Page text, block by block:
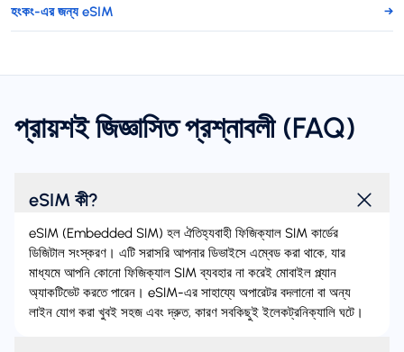
হংকং-এর জন্য eSIM →
প্রায়শই জিজ্ঞাসিত প্রশ্নাবলী (FAQ)
eSIM কী?
eSIM (Embedded SIM) হল ঐতিহ্যবাহী ফিজিক্যাল SIM কার্ডের
ডিজিটাল সংস্করণ। এটি সরাসরি আপনার ডিভাইসে এম্বেড করা থাকে, যার
মাধ্যমে আপনি কোনো ফিজিক্যাল SIM ব্যবহার না করেই মোবাইল প্ল্যান
অ্যাকটিভেট করতে পারেন। eSIM-এর সাহায্যে অপারেটর বদলানো বা অন্য
লাইন যোগ করা খুবই সহজ এবং দ্রুত, কারণ সবকিছুই ইলেকট্রনিক্যালি ঘটে।